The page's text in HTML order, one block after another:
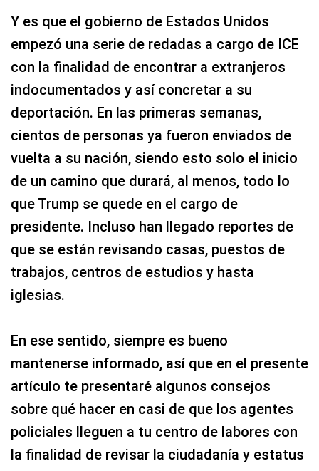
Y es que el gobierno de Estados Unidos
empezó una serie de redadas a cargo de ICE
con la finalidad de encontrar a extranjeros
indocumentados y así concretar a su
deportación. En las primeras semanas,
cientos de personas ya fueron enviados de
vuelta a su nación, siendo esto solo el inicio
de un camino que durará, al menos, todo lo
que Trump se quede en el cargo de
presidente. Incluso han llegado reportes de
que se están revisando casas, puestos de
trabajos, centros de estudios y hasta
iglesias.
En ese sentido, siempre es bueno
mantenerse informado, así que en el presente
artículo te presentaré algunos consejos
sobre qué hacer en casi de que los agentes
policiales lleguen a tu centro de labores con
la finalidad de revisar la ciudadanía y estatus